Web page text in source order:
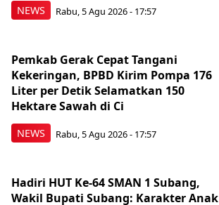
NEWS Rabu, 5 Agu 2026 - 17:57
NEWS
Pemkab Gerak Cepat Tangani
Kekeringan, BPBD Kirim Pompa 176
Liter per Detik Selamatkan 150
Hektare Sawah di Ci
Rabu, 5 Agu 2026 - 17:57
Hadiri HUT Ke-64 SMAN 1 Subang,
Wakil Bupati Subang: Karakter Anak